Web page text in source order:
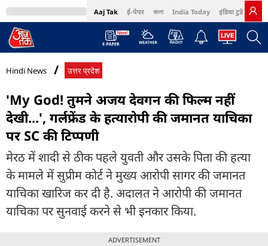
Aaj Tak ई-पेपर বাংলা India Today इंडिया टुडे हिंदी
MumbaiTak Cosmopolitan Harper's Bazaar Northeast
Hindi News उत्तर प्रदेश
'My God! तुमने अजय देवगन की फिल्म नहीं
देखी...', गर्लफ्रेंड के हत्यारोपी की जमानत याचिका
पर SC की टिप्पणी
मेरठ में शादी से ठीक पहले युवती और उसके पिता की हत्या
के मामले में सुप्रीम कोर्ट ने मुख्य आरोपी सागर की जमानत
याचिका खारिज कर दी है. अदालत ने आरोपी की जमानत
याचिका पर सुनवाई करने से भी इनकार किया.
ADVERTISEMENT